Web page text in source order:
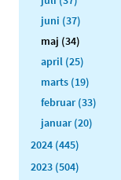
juni (37)
maj (34)
april (25)
marts (19)
februar (33)
januar (20)
2024 (445)
2023 (504)